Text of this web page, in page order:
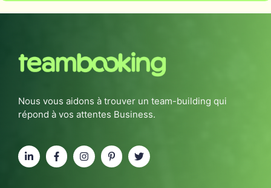
Nous vous aidons à trouver un team-building qui
répond à vos attentes Business.